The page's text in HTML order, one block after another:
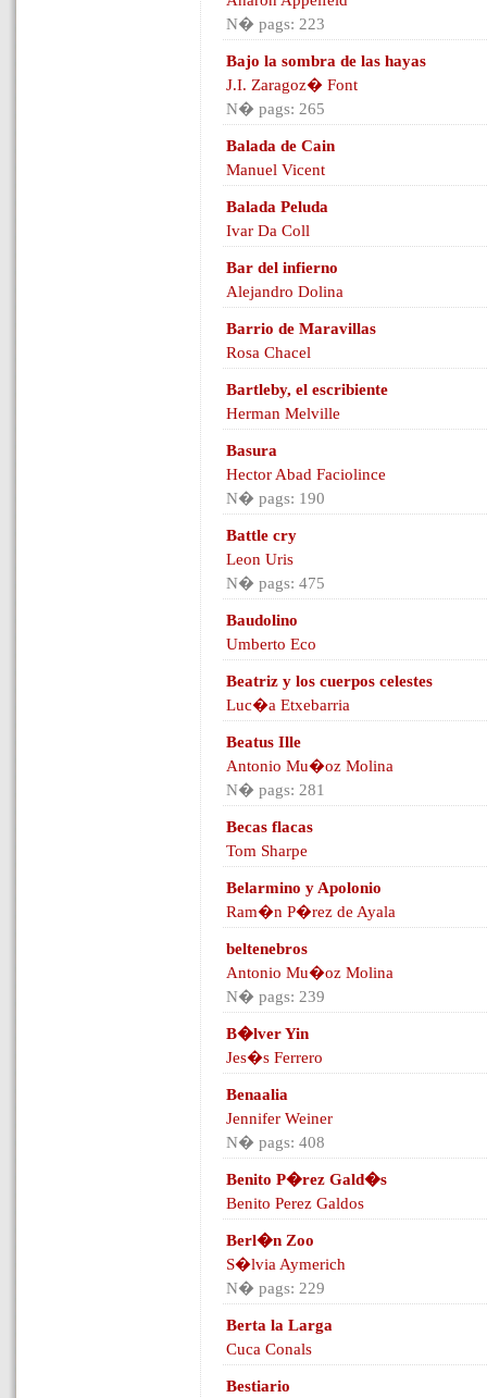
N� pags: 223
Bajo la sombra de las hayas
J.I. Zaragoz� Font
N� pags: 265
Balada de Cain
Manuel Vicent
Balada Peluda
Ivar Da Coll
Bar del infierno
Alejandro Dolina
Barrio de Maravillas
Rosa Chacel
Bartleby, el escribiente
Herman Melville
Basura
Hector Abad Faciolince
N� pags: 190
Battle cry
Leon Uris
N� pags: 475
Baudolino
Umberto Eco
Beatriz y los cuerpos celestes
Luc�a Etxebarria
Beatus Ille
Antonio Mu�oz Molina
N� pags: 281
Becas flacas
Tom Sharpe
Belarmino y Apolonio
Ram�n P�rez de Ayala
beltenebros
Antonio Mu�oz Molina
N� pags: 239
B�lver Yin
Jes�s Ferrero
Benaalia
Jennifer Weiner
N� pags: 408
Benito P�rez Gald�s
Benito Perez Galdos
Berl�n Zoo
S�lvia Aymerich
N� pags: 229
Berta la Larga
Cuca Conals
Bestiario